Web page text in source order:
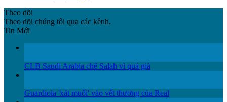
Theo dõi
Theo dõi chúng tôi qua các kênh.
Tin Mới
CLB Saudi Arabia chê Salah vì quá già
Guardiola 'xát muối' vào vết thương của Real